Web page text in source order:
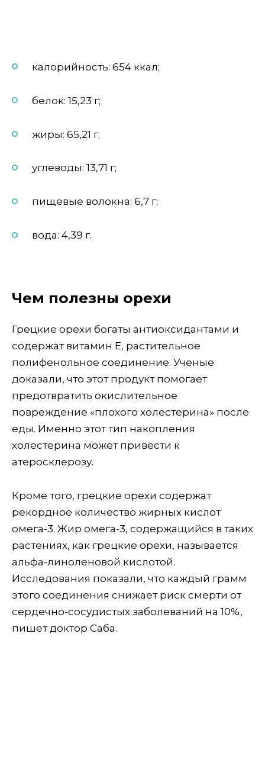
калорийность: 654 ккал;
белок: 15,23 г;
жиры: 65,21 г;
углеводы: 13,71 г;
пищевые волокна: 6,7 г;
вода: 4,39 г.
Чем полезны орехи
Грецкие орехи богаты антиоксидантами и
содержат витамин Е, растительное
полифенольное соединение. Ученые
доказали, что этот продукт помогает
предотвратить окислительное
повреждение «плохого холестерина» после
еды. Именно этот тип накопления
холестерина может привести к
атеросклерозу.
Кроме того, грецкие орехи содержат
рекордное количество жирных кислот
омега-3. Жир омега-3, содержащийся в таких
растениях, как грецкие орехи, называется
альфа-линоленовой кислотой.
Исследования показали, что каждый грамм
этого соединения снижает риск смерти от
сердечно-сосудистых заболеваний на 10%,
пишет доктор Саба.